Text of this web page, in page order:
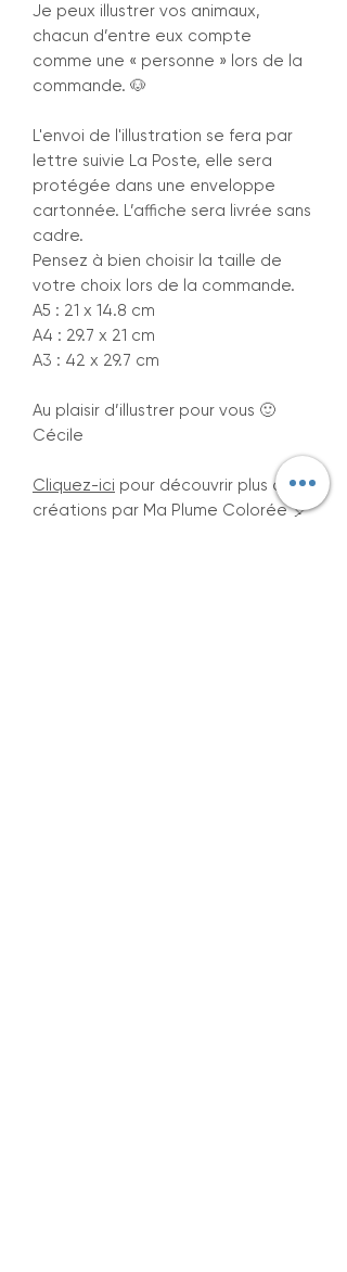
Je peux illustrer vos animaux,
chacun d’entre eux compte
comme une « personne » lors de la
commande. 🐶
L'envoi de l'illustration se fera par
lettre suivie La Poste, elle sera
protégée dans une enveloppe
cartonnée. L’affiche sera livrée sans
cadre.
Pensez à bien choisir la taille de
votre choix lors de la commande.
A5 : 21 x 14.8 cm
A4 : 29.7 x 21 cm
A3 : 42 x 29.7 cm
Au plaisir d’illustrer pour vous 🙂
Cécile
Cliquez-ici pour découvrir plus de
créations par Ma Plume Colorée 🎈